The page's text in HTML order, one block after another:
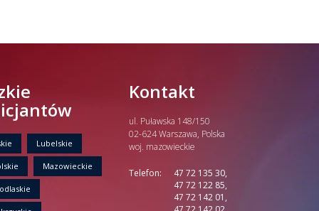
Lubelskie
Mazowieckie
Kontakt
ul. Puławska 148/150
02-624 Warszawa, Polska
woj. mazowieckie
Telefon:
47 72 135 30,
47 72 122 85,
47 72 142 01,